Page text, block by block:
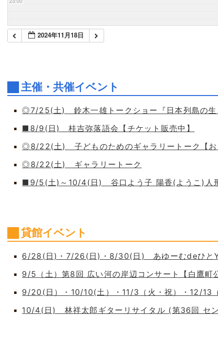
2024年11月18日
主催・共催イベント
◎7/25(土) 鈴木一雄トークショー『日本列島の生
■8/9(日) 桂吉弥落語会【チケット販売中】
◎8/22(土) 子どものためのギャラリートーク【お
◎8/22(土) ギャラリートーク
■9/5(土)～10/4(日) 谷口よう子 陽香(ようこ)人
貸館イベント
6/28(日)・7/26(日)・8/30(日) あゆーむdeひと
9/5（土）第8回 広い河の岸辺コンサート【白鷹町
9/20(日）・10/10(土）・11/3（火・祝）・12/
10/4(日) 林祥太郎ギターリサイタル (第36回 セ